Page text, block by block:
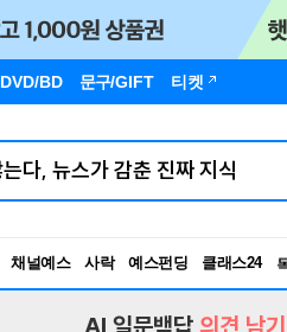
DVD/BD 문구/GIFT 티켓
채널예스 사락 예스펀딩 클래스24
AI 일문백답 의견 남